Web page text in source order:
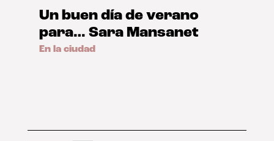
Un buen día de verano
para… Sara Mansanet
En la ciudad